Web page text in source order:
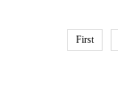
First